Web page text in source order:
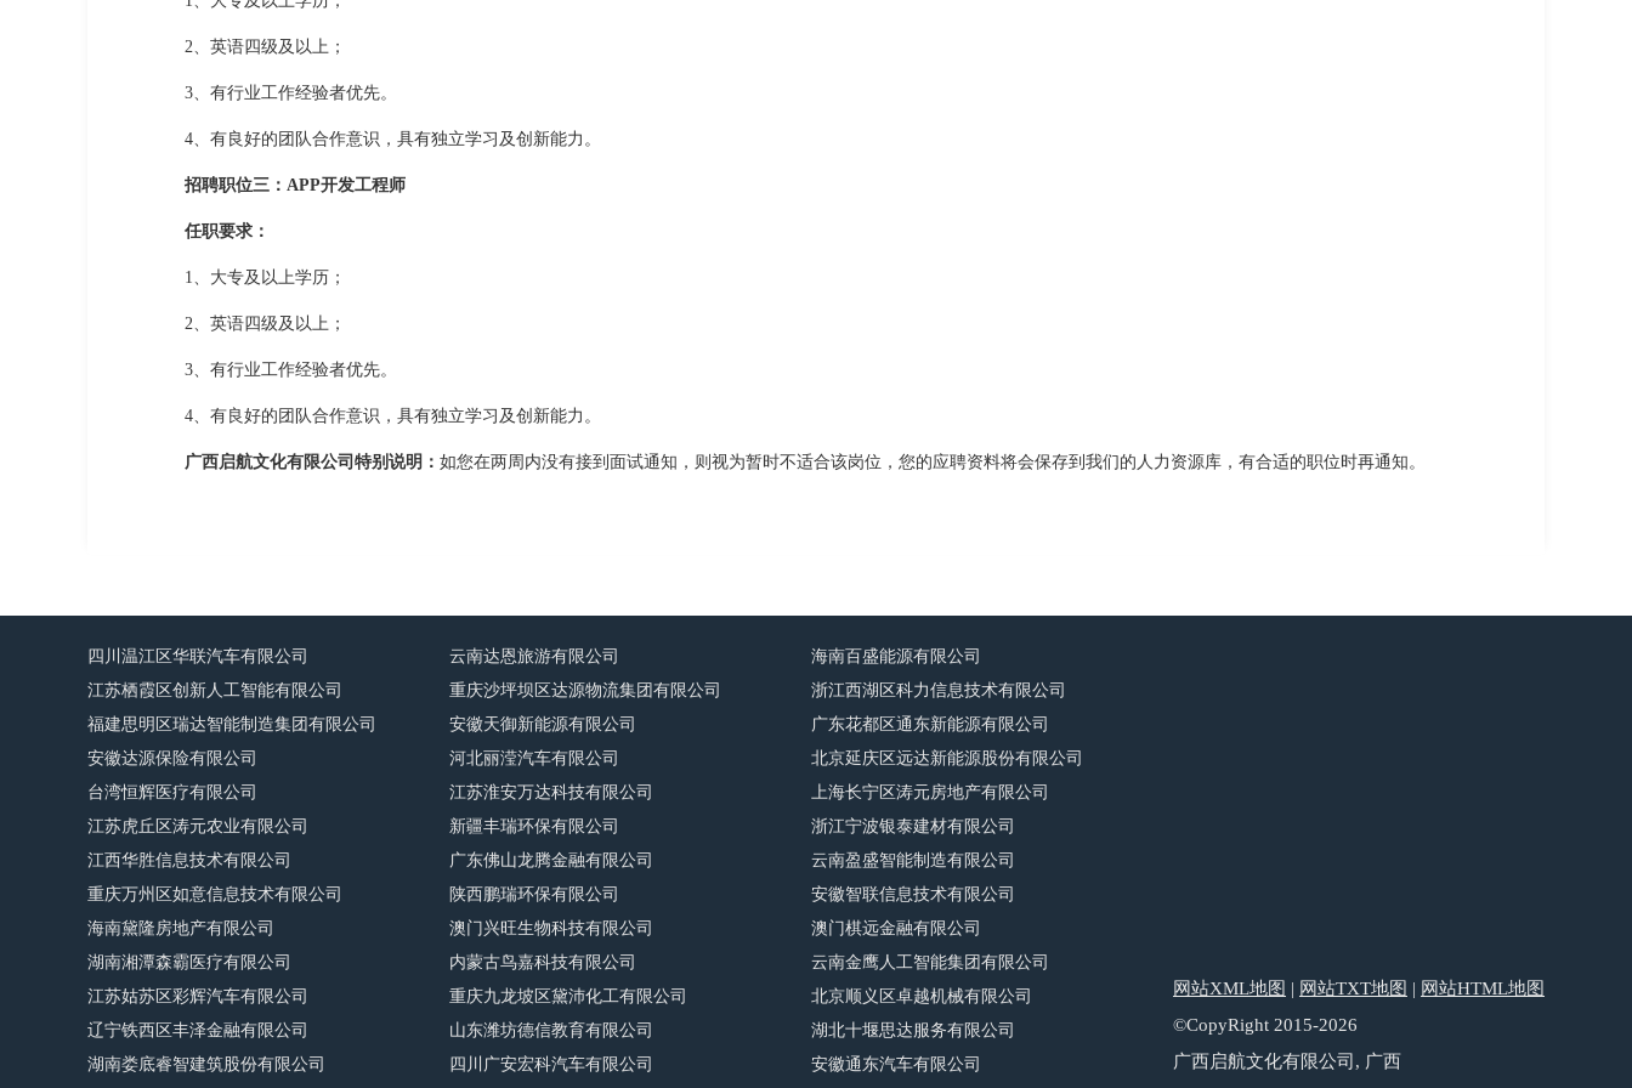
2、英语四级及以上；
3、有行业工作经验者优先。
4、有良好的团队合作意识，具有独立学习及创新能力。
招聘职位三：APP开发工程师
任职要求：
1、大专及以上学历；
2、英语四级及以上；
3、有行业工作经验者优先。
4、有良好的团队合作意识，具有独立学习及创新能力。
广西启航文化有限公司特别说明： 如您在两周内没有接到面试通知，则视为暂时不适合该岗位，您的应聘资料将会保存到我们的人力资源库，有合适的职位时再通知。
四川温江区华联汽车有限公司 云南达恩旅游有限公司
海南百盛能源有限公司
江苏栖霞区创新人工智能有限公司
重庆沙坪坝区达源物流集团有限公司
浙江西湖区科力信息技术有限公司
福建思明区瑞达智能制造集团有限公司
安徽天御新能源有限公司
广东花都区通东新能源有限公司
安徽达源保险有限公司
河北丽滢汽车有限公司
北京延庆区远达新能源股份有限公司
台湾恒辉医疗有限公司
江苏淮安万达科技有限公司
上海长宁区涛元房地产有限公司
江苏虎丘区涛元农业有限公司
新疆丰瑞环保有限公司
浙江宁波银泰建材有限公司
江西华胜信息技术有限公司
广东佛山龙腾金融有限公司
云南盈盛智能制造有限公司
重庆万州区如意信息技术有限公司
陕西鹏瑞环保有限公司
安徽智联信息技术有限公司
海南黛隆房地产有限公司
澳门兴旺生物科技有限公司
澳门棋远金融有限公司
湖南湘潭森霸医疗有限公司
内蒙古鸟嘉科技有限公司
云南金鹰人工智能集团有限公司
江苏姑苏区彩辉汽车有限公司
重庆九龙坡区黛沛化工有限公司
北京顺义区卓越机械有限公司
辽宁铁西区丰泽金融有限公司
山东潍坊德信教育有限公司
湖北十堰思达服务有限公司
湖南娄底睿智建筑股份有限公司
四川广安宏科汽车有限公司 安徽通东汽车有限公司
网站XML地图 | 网站TXT地图 | 网站HTML地图
©CopyRight 2015-2026
广西启航文化有限公司, 广西